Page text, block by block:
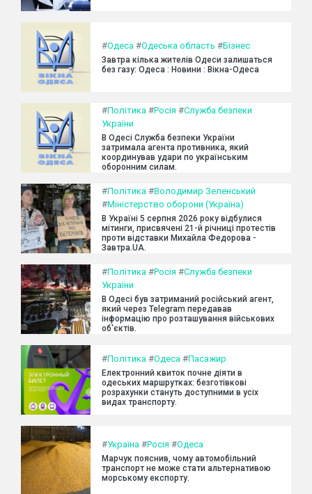
#Одеса #Одеська область #Бізнес
Завтра кілька жителів Одеси залишаться
без газу: Одеса : Новини : Вікна-Одеса
#Політика #Росія #Служба безпеки
України
В Одесі Служба безпеки України
затримала агента противника, який
координував удари по українським
оборонним силам.
#Політика #Володимир Зеленський
#Міністерство оборони (Україна)
В Україні 5 серпня 2026 року відбулися
мітинги, присвячені 21-й річниці протестів
проти відставки Михайла Федорова -
Завтра.UA.
#Політика #Росія #Служба безпеки
України
В Одесі був затриманий російський агент,
який через Telegram передавав
інформацію про розташування військових
об'єктів.
#Політика #Одеса #Пасажир
Електронний квиток почне діяти в
одеських маршрутках: безготівкові
розрахунки стануть доступними в усіх
видах транспорту.
#Україна #Росія #Одеса
Марчук пояснив, чому автомобільний
транспорт не може стати альтернативою
морському експорту.